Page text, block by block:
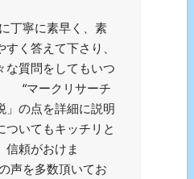
丁寧に素早く、素
く答えて下さり、
な質問をしてもいつ
“マークリサーチ
」の点を詳細に説明
ついてもキッチリと
信頼がおけま
声を多数頂いてお